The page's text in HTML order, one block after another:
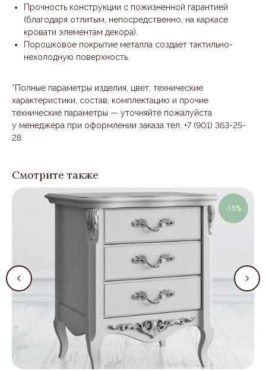
Прочность конструкции с пожизненной гарантией
(благодаря отлитым, непосредственно, на каркасе
кровати элементам декора).
Порошковое покрытие металла создает тактильно-
нехолодную поверхность.
*Полные параметры изделия, цвет, технические
характеристики, состав, комплектацию и прочие
технические параметры — уточняйте пожалуйста
у менеджера при оформлении заказа тел. +7 (901) 363-25-
28
Смотрите также
-15%